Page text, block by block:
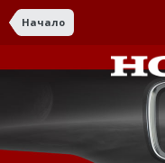
Начало